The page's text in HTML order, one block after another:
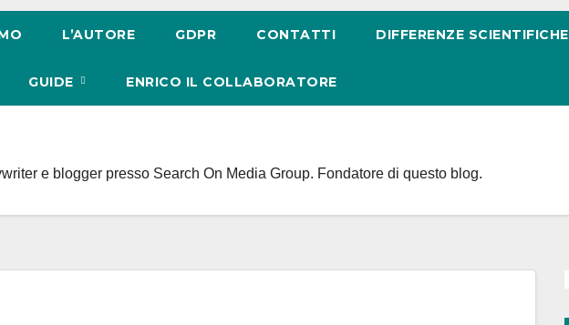
L’AUTORE GDPR CONTATTI DIFFERENZE SCIENTIFICHE
GUIDE ENRICO IL COLLABORATORE
e blogger presso Search On Media Group. Fondatore di questo blog.